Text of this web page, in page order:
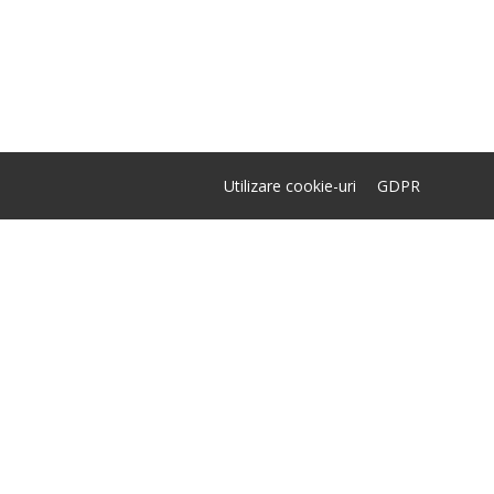
Utilizare cookie-uri GDPR